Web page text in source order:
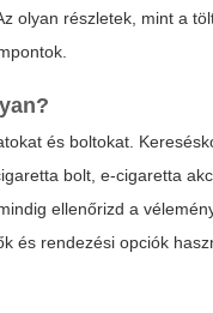
olyan részletek, mint a
és boltokat.
bolt ,e-cigaretta
ellenőrizd a
és rendezési opciók